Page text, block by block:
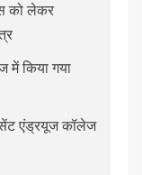
को लेकर
में किया गया
एंड्रयूज कॉलेज